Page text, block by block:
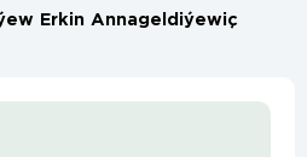
Erkin Annageldiýewiç